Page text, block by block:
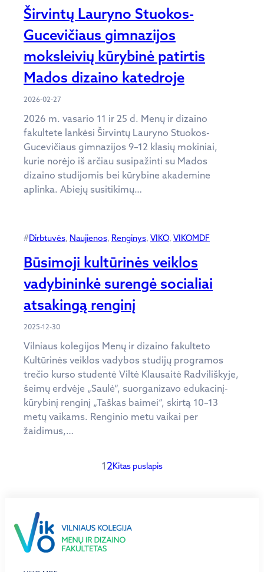
Širvintų Lauryno Stuokos-
Gucevičiaus gimnazijos
moksleivių kūrybinė patirtis
Mados dizaino katedroje
2026-02-27
2026 m. vasario 11 ir 25 d. Menų ir dizaino
fakultete lankėsi Širvintų Lauryno Stuokos-
Gucevičiaus gimnazijos 9–12 klasių mokiniai,
kurie norėjo iš arčiau susipažinti su Mados
dizaino studijomis bei kūrybine akademine
aplinka. Abiejų susitikimų…
#Dirbtuvės, Naujienos, Renginys, VIKO, VIKOMDF
Būsimoji kultūrinės veiklos
vadybininkė surengė socialiai
atsakingą renginį
2025-12-30
Vilniaus kolegijos Menų ir dizaino fakulteto
Kultūrinės veiklos vadybos studijų programos
trečio kurso studentė Viltė Klausaitė Radviliškyje,
šeimų erdvėje „Saulė“, suorganizavo edukacinį-
kūrybinį renginį „Taškas baimei“, skirtą 10–13
metų vaikams. Renginio metu vaikai per
žaidimus,…
12Kitas puslapis